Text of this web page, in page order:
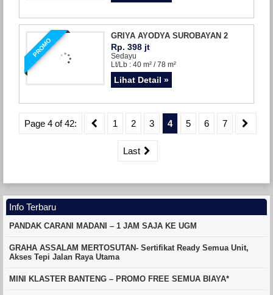
PROMO
GRIYA AYODYA SUROBAYAN 2
Rp. 398 jt
Sedayu
Lt/Lb : 40 m² / 78 m²
Lihat Detail »
Page 4 of 42: 1 2 3 4 5 6 7
Last
Info Terbaru
PANDAK CARANI MADANI – 1 JAM SAJA KE UGM
GRAHA ASSALAM MERTOSUTAN- Sertifikat Ready Semua Unit,
Akses Tepi Jalan Raya Utama
MINI KLASTER BANTENG – PROMO FREE SEMUA BIAYA*